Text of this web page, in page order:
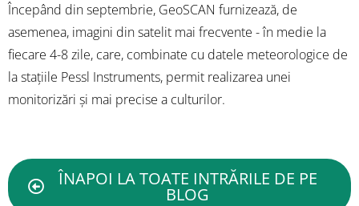
Începând din septembrie, GeoSCAN furnizează, de
asemenea, imagini din satelit mai frecvente - în medie la
fiecare 4-8 zile, care, combinate cu datele meteorologice de
la stațiile Pessl Instruments, permit realizarea unei
monitorizări și mai precise a culturilor.
ÎNAPOI LA TOATE INTRĂRILE DE PE
BLOG